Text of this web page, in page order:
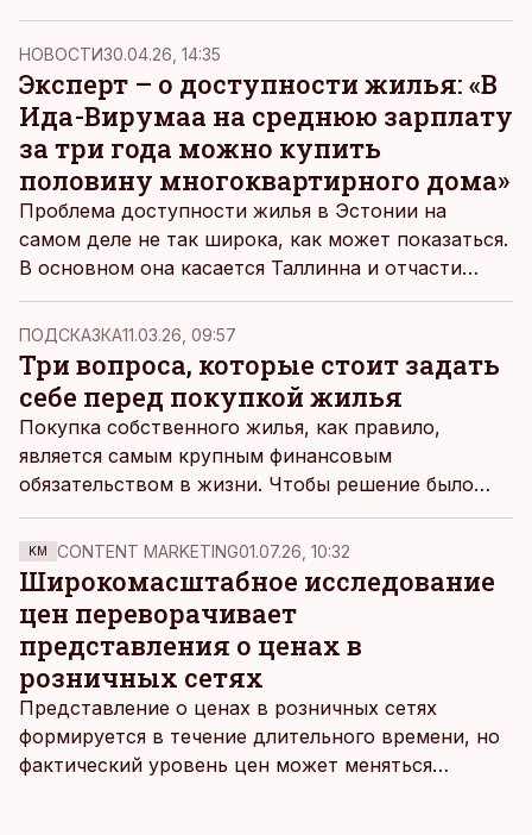
вырастает до уровня, при котором проект
становится окупаемым. Если выбирают
гибридную схему, платить будут все, пишет
журналист, автор проекта «Реальная Балтия»
Андрей Деменков.
НОВОСТИ30.04.26, 14:35
Эксперт – о доступности жилья: «В
Ида-Вирумаа на среднюю зарплату
за три года можно купить
половину многоквартирного дома»
Проблема доступности жилья в Эстонии на
самом деле не так широка, как может показаться.
В основном она касается Таллинна и отчасти
Тарту, считают аналитик рынка недвижимости
Тыну Тоомпарк и направления недвижимости
адвокатского бюро Rask Рамон Раск.
ПОДСКАЗКА11.03.26, 09:57
Три вопроса, которые стоит задать
себе перед покупкой жилья
Покупка собственного жилья, как правило,
является самым крупным финансовым
обязательством в жизни. Чтобы решение было
продуманным и принесло желаемое
удовлетворение, руководитель сферы
партнёрских отношений Luminor Элар Оллик
выделяет три основных аспекта, которые стоит
учитывать перед приобретением жилья.
KM CONTENT MARKETING01.07.26, 10:32
Широкомасштабное исследование
цен переворачивает
представления о ценах в
розничных сетях
Представление о ценах в розничных сетях
формируется в течение длительного времени, но
фактический уровень цен может меняться